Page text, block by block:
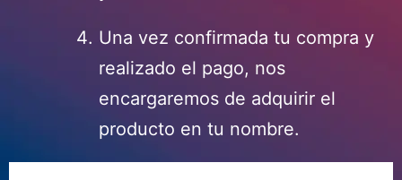
Una vez confirmada tu compra y
realizado el pago, nos
encargaremos de adquirir el
producto en tu nombre.